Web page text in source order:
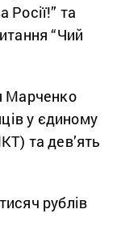
Росії!” та
“Чий
Марченко
у єдиному
та дев’ять
рублів